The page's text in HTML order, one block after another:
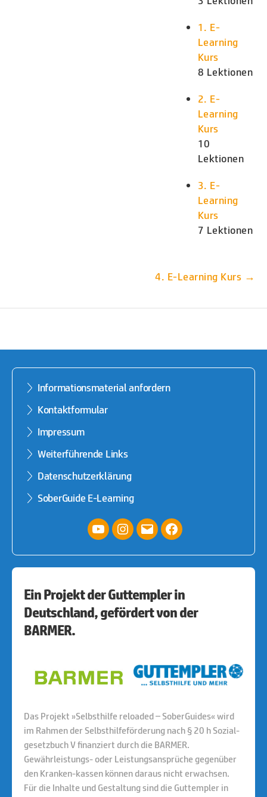
1. E-
Learning
Kurs
8 Lektionen
2. E-
Learning
Kurs
10
Lektionen
3. E-
Learning
Kurs
7 Lektionen
4. E-Learning Kurs
Informationsmaterial anfordern
Kontaktformular
Impressum
Weiterführende Links
Datenschutzerklärung
SoberGuide E-Learning
YouTubeInstagram
E-
Mail
facebook
Ein Projekt der Guttempler in
Deutschland, gefördert von der
BARMER.
Das Projekt »Selbsthilfe reloaded – SoberGuides« wird
im Rahmen der Selbsthilfeförderung nach § 20 h Sozial-
gesetzbuch V finanziert durch die BARMER.
Gewährleistungs- oder Leistungsansprüche gegenüber
den Kranken-kassen können daraus nicht erwachsen.
Für die Inhalte und Gestaltung sind die Guttempler in